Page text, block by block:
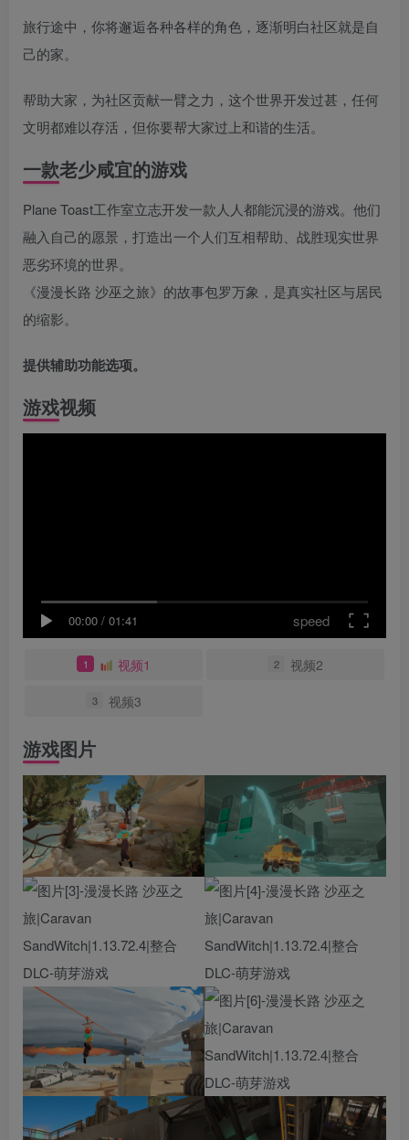
旅行途中，你将邂逅各种各样的角色，逐渐明白社区就是自
己的家。
帮助大家，为社区贡献一臂之力，这个世界开发过甚，任何
文明都难以存活，但你要帮大家过上和谐的生活。
一款老少咸宜的游戏
Plane Toast工作室立志开发一款人人都能沉浸的游戏。他们
融入自己的愿景，打造出一个人们互相帮助、战胜现实世界
恶劣环境的世界。
《漫漫长路 沙巫之旅》的故事包罗万象，是真实社区与居民
的缩影。
提供辅助功能选项。
游戏视频
00:00 / 01:41 speed
1 视频1 2 视频2
3 视频3
游戏图片